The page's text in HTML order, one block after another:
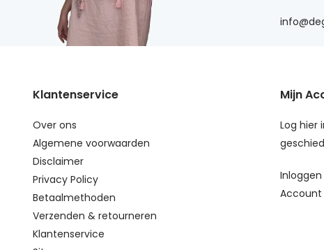
Klantenservice
Over ons
Algemene voorwaarden
Disclaimer
Privacy Policy
Betaalmethoden
Verzenden & retourneren
Klantenservice
Mijn
Log hier
Inloggen